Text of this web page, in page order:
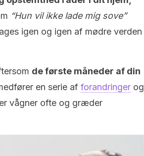
“Hun vil ikke lade mig sove”
igen og igen af mødre verden
de første måneder af din
en serie af forandringer og
vågner ofte og græder